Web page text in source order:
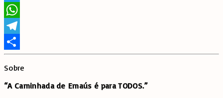
Twitter
WhatsApp
Telegram
Share
Sobre
“A Caminhada de Emaús é para TODOS.”